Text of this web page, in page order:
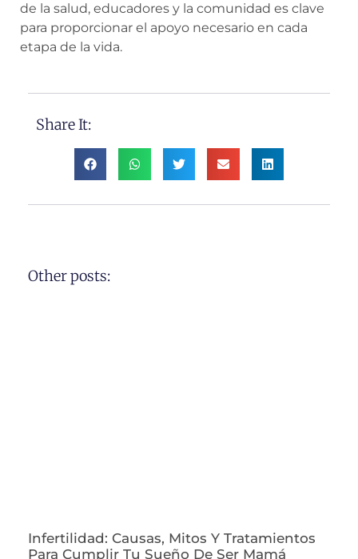
de la salud, educadores y la comunidad es clave
para proporcionar el apoyo necesario en cada
etapa de la vida.
Share It:
Other posts:
Infertilidad: Causas, Mitos Y Tratamientos
Para Cumplir Tu Sueño De Ser Mamá